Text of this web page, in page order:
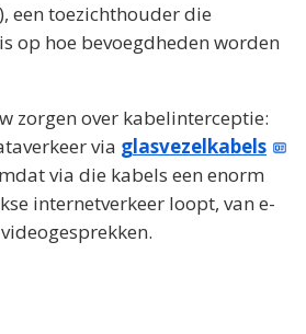
een toezichthouder die
op hoe bevoegdheden worden
zorgen over kabelinterceptie:
via glasvezelkabels
via die kabels een enorm
internetverkeer loopt, van e-